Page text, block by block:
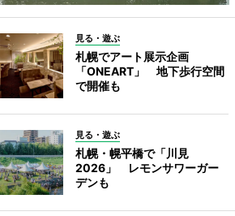
見る・遊ぶ
札幌でアート展示企画
「ONEART」 地下歩行空間
で開催も
見る・遊ぶ
札幌・幌平橋で「川見
2026」 レモンサワーガー
デンも